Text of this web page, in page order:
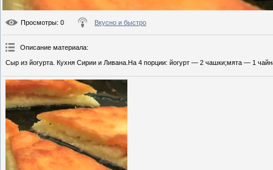
Просмотры: 0 Вкусно и быстро
Описание материала:
Сыр из йогурта. Кухня Сирии и Ливана.На 4 порции: йогурт — 2 чашки;мята — 1